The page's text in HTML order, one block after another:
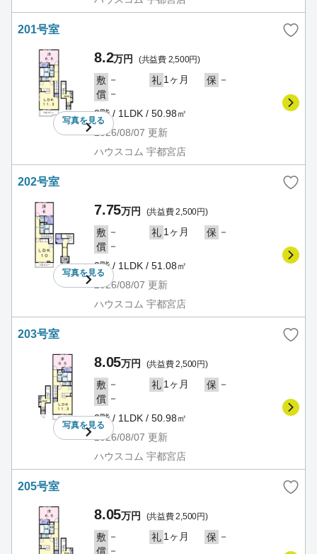
201号室
写真を見る
8.2万円 (共益費 2,500円)
敷 － 礼 1ヶ月 保 －
償 －
2階 / 1LDK / 50.98㎡
2026/08/07 更新
ハウスコム 宇都宮店
202号室
写真を見る
7.75万円 (共益費 2,500円)
敷 － 礼 1ヶ月 保 －
償 －
2階 / 1LDK / 51.08㎡
2026/08/07 更新
ハウスコム 宇都宮店
203号室
写真を見る
8.05万円 (共益費 2,500円)
敷 － 礼 1ヶ月 保 －
償 －
2階 / 1LDK / 50.98㎡
2026/08/07 更新
ハウスコム 宇都宮店
205号室
8.05万円 (共益費 2,500円)
敷 － 礼 1ヶ月 保 －
償 －